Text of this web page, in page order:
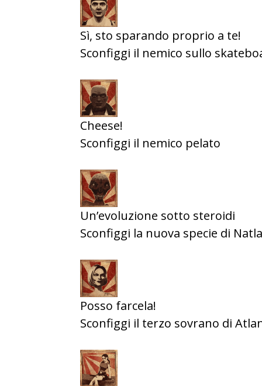
Sì, sto sparando proprio a te!
Sconfiggi il nemico sullo
Cheese!
Sconfiggi il nemico pelato
Un’evoluzione sotto steroidi
Sconfiggi la nuova specie di Natla
Posso farcela!
Sconfiggi il terzo sovrano di